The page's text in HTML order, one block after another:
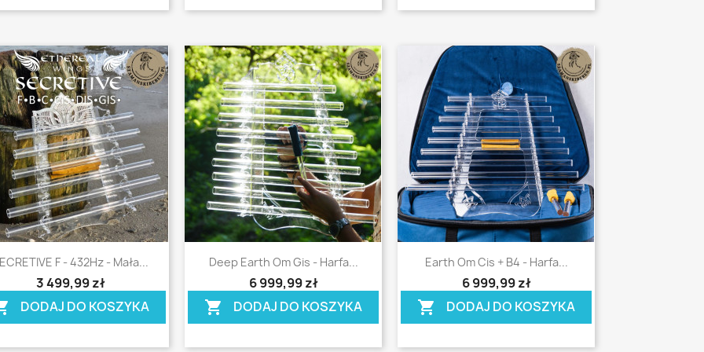
Szybki podgląd
F - 432Hz - Mała...
3 499,99 zł
DODAJ DO KOSZYKA
Szybki podgląd
Deep Earth Om Gis - Harfa...
6 999,99 zł
shopping_cart DODAJ DO KOSZYKA
Szybki podgląd
Earth Om Cis + B4 - Harfa...
6 999,99 zł
shopping_cart DODAJ DO KOSZYKA